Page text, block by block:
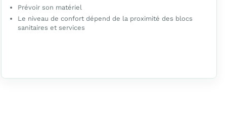
Prévoir son matériel
Le niveau de confort dépend de la proximité des blocs
sanitaires et services